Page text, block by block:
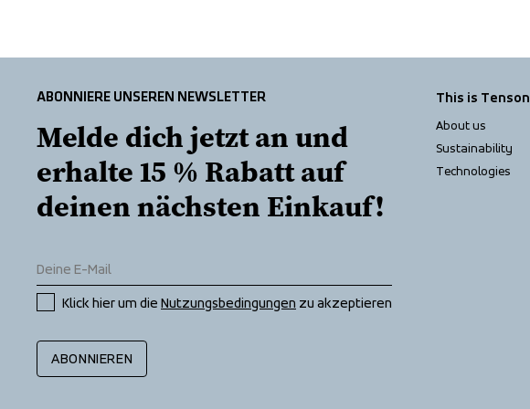
ABONNIERE UNSEREN NEWSLETTER
Melde dich jetzt an und
erhalte 15 % Rabatt auf
deinen nächsten Einkauf!
Klick hier um die Nutzungsbedingungen zu akzeptieren
ABONNIEREN
This is Tenson
About us
Sustainability
Technologies